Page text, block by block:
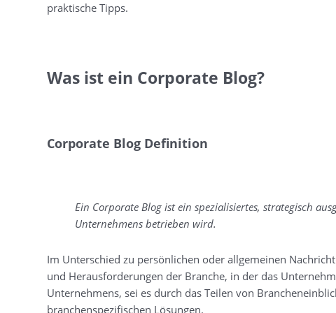
praktische Tipps.
Was ist ein Corporate Blog?
Corporate Blog Definition
Ein Corporate Blog ist ein spezialisiertes, strategisch
Unternehmens betrieben wird.
Im Unterschied zu persönlichen oder allgemeinen
und Herausforderungen der Branche, in der das
Unternehmens, sei es durch das Teilen von
branchenspezifischen Lösungen.